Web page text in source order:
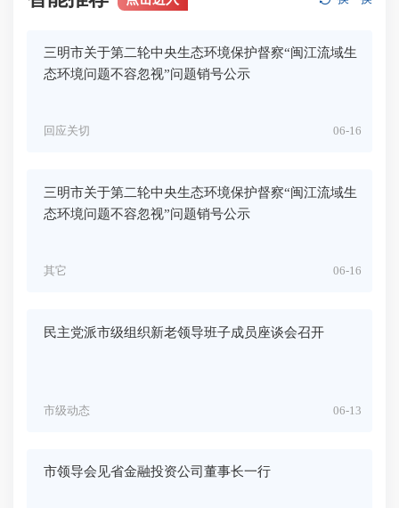
三明市关于第二轮中央生态环境保护督察“闽江流域生
态环境问题不容忽视”问题销号公示
06-16
回应关切
三明市关于第二轮中央生态环境保护督察“闽江流域生
态环境问题不容忽视”问题销号公示
06-16
其它
民主党派市级组织新老领导班子成员座谈会召开
06-13
市级动态
市领导会见省金融投资公司董事长一行